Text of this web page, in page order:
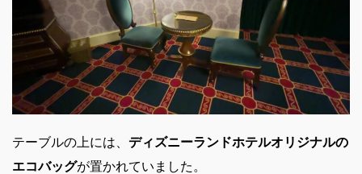
テーブルの上には、 ディズニーランドホテルオリジナルの
エコバッグが置かれていました。